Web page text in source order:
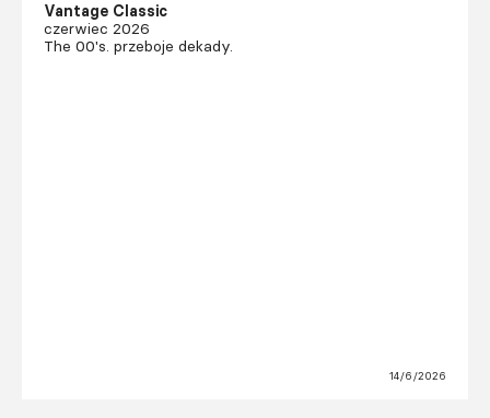
Vantage Classic
czerwiec 2026
The 00's. przeboje dekady.
14/6/2026